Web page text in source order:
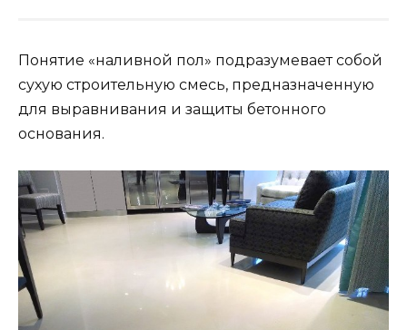
Понятие «наливной пол» подразумевает собой
сухую строительную смесь, предназначенную
для выравнивания и защиты бетонного
основания.